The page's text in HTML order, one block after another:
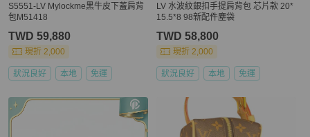
S5551-LV Mylockme黑牛皮下蓋肩背
包M51418
TWD 59,880
現折 2,000
狀況良好 本地 免運
LV 水波紋銀扣手提肩背包 芯片款 20*
15.5*8 98新配件塵袋
TWD 58,800
現折 2,000
狀況良好 本地 免運